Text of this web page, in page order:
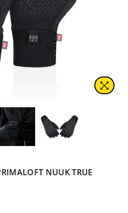
NUUK TRUE